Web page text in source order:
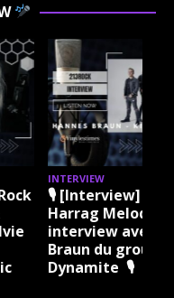
– 213Rock
Melodica Live
avec Hannes
du groupe Kissin
🎙